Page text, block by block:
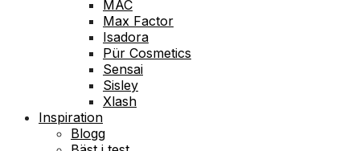
MAC
Max Factor
Isadora
Pür Cosmetics
Sensai
Sisley
Xlash
Inspiration
Blogg